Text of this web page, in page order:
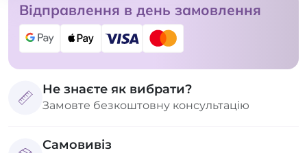
Відправлення в день замовлення
Не знаєте як вибрати?
Замовте безкоштовну консультацію
Самовивіз